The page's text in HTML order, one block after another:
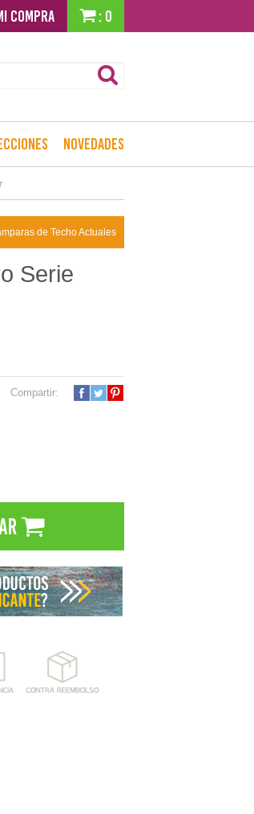
COMPRA : 0
Novedades
de Techo Actuales
Serie
Compartir: